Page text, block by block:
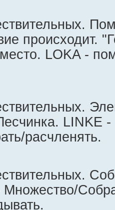
происходит.
LOKA -
LINKE
расчленять.